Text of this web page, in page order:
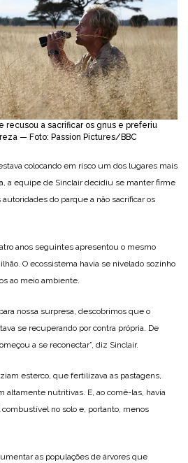
recusou a sacrificar os gnus e preferiu
— Foto: Passion Pictures/BBC
colocando em risco um dos lugares mais
a equipe de Sinclair decidiu se manter firme
do parque a não sacrificar os
anos seguintes apresentou o mesmo
O ecossistema havia se nivelado sozinho
ao meio ambiente.
nossa surpresa, descobrimos que o
se recuperando por contra própria. De
a se reconectar”, diz Sinclair.
esterco, que fertilizava as pastagens,
altamente nutritivas. E, ao comê-las, havia
no solo e, portanto, menos
as populações de árvores que